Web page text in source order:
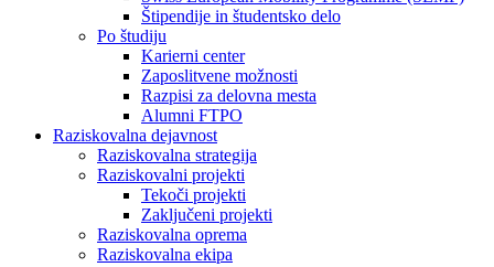
Štipendije in študentsko delo
Po študiju
Karierni center
Zaposlitvene možnosti
Razpisi za delovna mesta
Alumni FTPO
Raziskovalna dejavnost
Raziskovalna strategija
Raziskovalni projekti
Tekoči projekti
Zaključeni projekti
Raziskovalna oprema
Raziskovalna ekipa